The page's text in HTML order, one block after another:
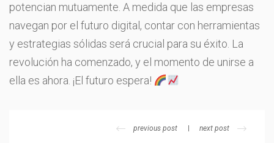
potencian mutuamente. A medida que las empresas
navegan por el futuro digital, contar con herramientas
y estrategias sólidas será crucial para su éxito. La
revolución ha comenzado, y el momento de unirse a
ella es ahora. ¡El futuro espera!
previous post next post